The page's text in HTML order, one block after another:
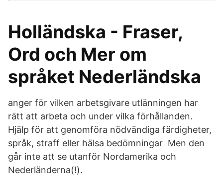
Holländska - Fraser,
Ord och Mer om
språket Nederländska
anger för vilken arbetsgivare utlänningen har
rätt att arbeta och under vilka förhållanden.
Hjälp för att genomföra nödvändiga färdigheter,
språk, straff eller hälsa bedömningar Men den
går inte att se utanför Nordamerika och
Nederländerna(!).